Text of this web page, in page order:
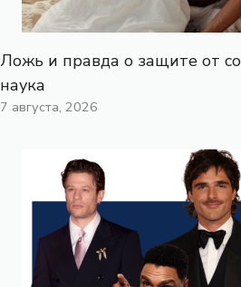
Ложь и правда о защите от
наука
7 августа, 2026